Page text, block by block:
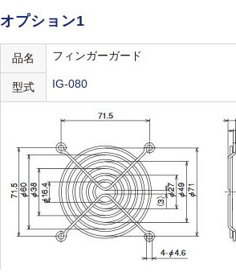
オプション1
品名 フィンガーガード
型式 IG-080